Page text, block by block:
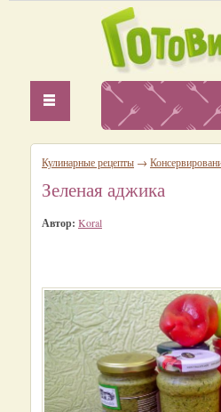
Кулинарные рецепты →
Зеленая аджика
Автор: Koral